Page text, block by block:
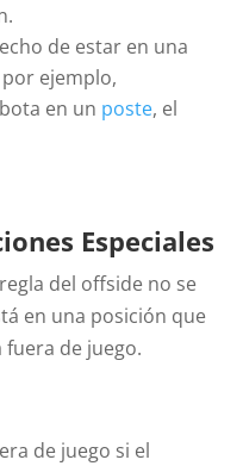
de estar en una
ejemplo,
en un poste, el
Especiales
del offside no se
en una posición que
de juego.
de juego si el